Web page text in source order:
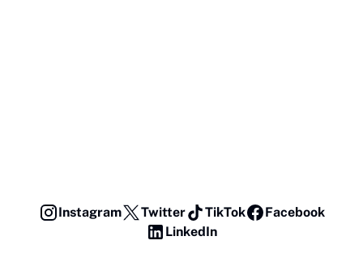
Instagram Twitter TikTok
Facebook
LinkedIn